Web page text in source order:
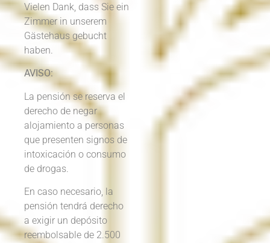
Vielen Dank, dass Sie ein
Zimmer in unserem
Gästehaus gebucht
haben.
AVISO:
La pensión se reserva el
derecho de negar
alojamiento a personas
que presenten signos de
intoxicación o consumo
de drogas.
En caso necesario, la
pensión tendrá derecho
a exigir un depósito
reembolsable de 2.500